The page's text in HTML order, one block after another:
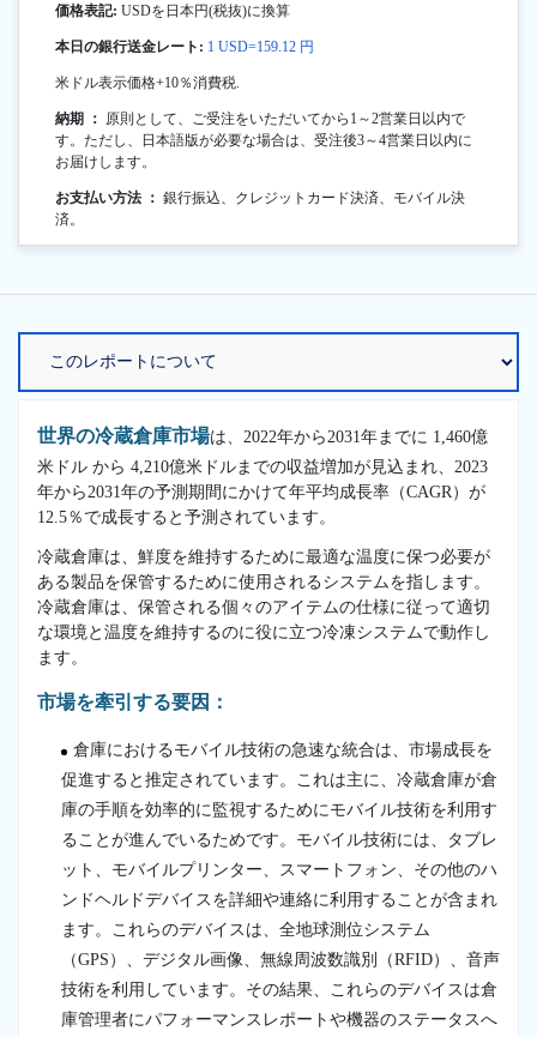
価格表記: USDを日本円(税抜)に換算
本日の銀行送金レート: 1 USD=159.12 円
米ドル表示価格+10％消費税.
納期 ： 原則として、ご受注をいただいてから1～2営業日以内で
す。ただし、日本語版が必要な場合は、受注後3～4営業日以内に
お届けします。
お支払い方法 ： 銀行振込、クレジットカード決済、モバイル決
済。
世界の冷蔵倉庫市場は、2022年から2031年までに 1,460億
米ドル から 4,210億米ドルまでの収益増加が見込まれ、2023
年から2031年の予測期間にかけて年平均成長率（CAGR）が
12.5％で成長すると予測されています。
冷蔵倉庫は、鮮度を維持するために最適な温度に保つ必要が
ある製品を保管するために使用されるシステムを指します。
冷蔵倉庫は、保管される個々のアイテムの仕様に従って適切
な環境と温度を維持するのに役に立つ冷凍システムで動作し
ます。
市場を牽引する要因：
倉庫におけるモバイル技術の急速な統合は、市場成長を
促進すると推定されています。これは主に、冷蔵倉庫が倉
庫の手順を効率的に監視するためにモバイル技術を利用す
ることが進んでいるためです。モバイル技術には、タブレ
ット、モバイルプリンター、スマートフォン、その他のハ
ンドヘルドデバイスを詳細や連絡に利用することが含まれ
ます。これらのデバイスは、全地球測位システム
（GPS）、デジタル画像、無線周波数識別（RFID）、音声
技術を利用しています。その結果、これらのデバイスは倉
庫管理者にパフォーマンスレポートや機器のステータスへ